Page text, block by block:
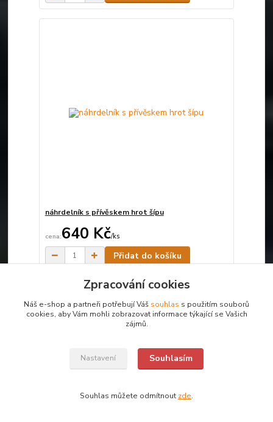
náhrdelník s přívěskem hrot šípu
640 Kč/ks
Přidat do košíku
Zpracování cookies
Náš e-shop a partneři potřebují Váš souhlas s použitím souborů
cookies, aby Vám mohli zobrazovat informace týkající se Vašich
zájmů.
Nastavení Souhlasím
Souhlas můžete odmítnout zde.